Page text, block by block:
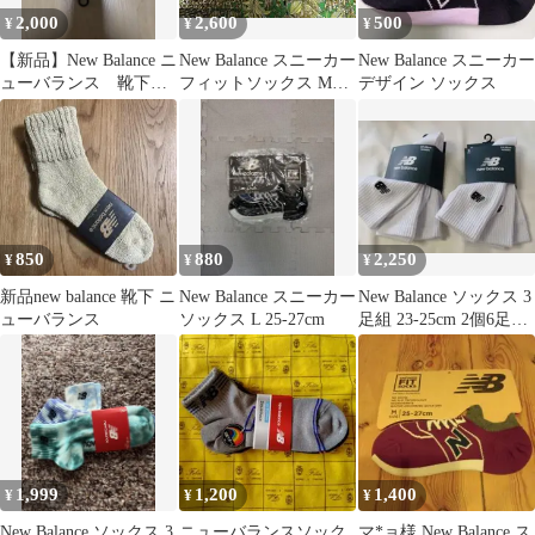
¥2,000
【新品】New Balance ニ
ューバランス 靴下
2足組 L 黒 白
¥2,600
New Balance スニーカー
フィットソックス M
25-27cm 5セット
¥500
New Balance スニーカー
デザイン ソックス
¥850
新品new balance 靴下 ニ
ューバランス
¥880
New Balance スニーカー
ソックス L 25-27cm
¥2,250
New Balance ソックス 3
足組 23-25cm 2個6足セ
ット③
¥ 1,999 ¥ 1,200 ¥ 1,400